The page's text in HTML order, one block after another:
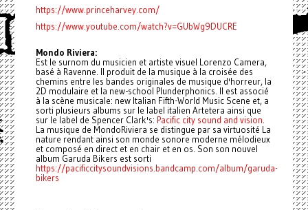
https://www.princeharvey.com/
https://www.youtube.com/watch?v=GUbWg9DUCRE
Mondo Riviera:
Est le surnom du musicien et artiste visuel Lorenzo Camera,
basé à Ravenne. Il produit de la musique à la croisée des
chemins entre les bandes originales de musique d'horreur, la
2D modulaire et la new-school Plunderphonics. Il est associé
à la scène musicale: new Italian Fifth-World Music Scene et, a
sorti plusieurs albums sur le label italien Artetera ainsi que
sur le label de Spencer Clark's: Pacific city sound and vision.
La musique de MondoRiviera se distingue par sa virtuosité La
nature rendant ainsi son monde sonore moderne mélodieux
et composé en direct et en chair et en os. Son son nouvel
album Garuda Bikers est sorti
https://pacificcitysoundvisions.bandcamp.com/album/garuda-
bikers